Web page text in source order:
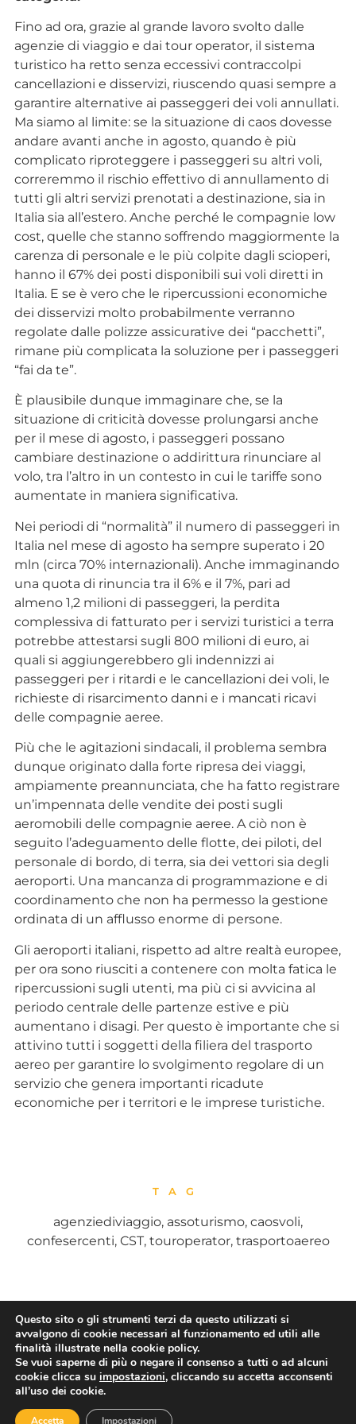
Fino ad ora, grazie al grande lavoro svolto dalle
agenzie di viaggio e dai tour operator, il sistema
turistico ha retto senza eccessivi contraccolpi
cancellazioni e disservizi, riuscendo quasi sempre a
garantire alternative ai passeggeri dei voli annullati.
Ma siamo al limite: se la situazione di caos dovesse
andare avanti anche in agosto, quando è più
complicato riproteggere i passeggeri su altri voli,
correremmo il rischio effettivo di annullamento di
tutti gli altri servizi prenotati a destinazione, sia in
Italia sia all’estero. Anche perché le compagnie low
cost, quelle che stanno soffrendo maggiormente la
carenza di personale e le più colpite dagli scioperi,
hanno il 67% dei posti disponibili sui voli diretti in
Italia. E se è vero che le ripercussioni economiche
dei disservizi molto probabilmente verranno
regolate dalle polizze assicurative dei “pacchetti”,
rimane più complicata la soluzione per i passeggeri
“fai da te”.
È plausibile dunque immaginare che, se la
situazione di criticità dovesse prolungarsi anche
per il mese di agosto, i passeggeri possano
cambiare destinazione o addirittura rinunciare al
volo, tra l’altro in un contesto in cui le tariffe sono
aumentate in maniera significativa.
Nei periodi di “normalità” il numero di passeggeri in
Italia nel mese di agosto ha sempre superato i 20
mln (circa 70% internazionali). Anche immaginando
una quota di rinuncia tra il 6% e il 7%, pari ad
almeno 1,2 milioni di passeggeri, la perdita
complessiva di fatturato per i servizi turistici a terra
potrebbe attestarsi sugli 800 milioni di euro, ai
quali si aggiungerebbero gli indennizzi ai
passeggeri per i ritardi e le cancellazioni dei voli, le
richieste di risarcimento danni e i mancati ricavi
delle compagnie aeree.
Più che le agitazioni sindacali, il problema sembra
dunque originato dalla forte ripresa dei viaggi,
ampiamente preannunciata, che ha fatto registrare
un’impennata delle vendite dei posti sugli
aeromobili delle compagnie aeree. A ciò non è
seguito l’adeguamento delle flotte, dei piloti, del
personale di bordo, di terra, sia dei vettori sia degli
aeroporti. Una mancanza di programmazione e di
coordinamento che non ha permesso la gestione
ordinata di un afflusso enorme di persone.
Gli aeroporti italiani, rispetto ad altre realtà europee,
per ora sono riusciti a contenere con molta fatica le
ripercussioni sugli utenti, ma più ci si avvicina al
periodo centrale delle partenze estive e più
aumentano i disagi. Per questo è importante che si
attivino tutti i soggetti della filiera del trasporto
aereo per garantire lo svolgimento regolare di un
servizio che genera importanti ricadute
economiche per i territori e le imprese turistiche.
TAG
agenziediviaggio, assoturismo, caosvoli,
confesercenti, CST, touroperator, trasportoaereo
CONDIVIDI
PRECEDENTE
Questo sito o gli strumenti terzi da questo utilizzati si
avvalgono di cookie necessari al funzionamento ed utili alle
finalità illustrate nella cookie policy.
Se vuoi saperne di più o negare il consenso a tutti o ad alcuni
cookie clicca su impostazioni, cliccando su accetta acconsenti
all’uso dei cookie.
Accetta Impostazioni